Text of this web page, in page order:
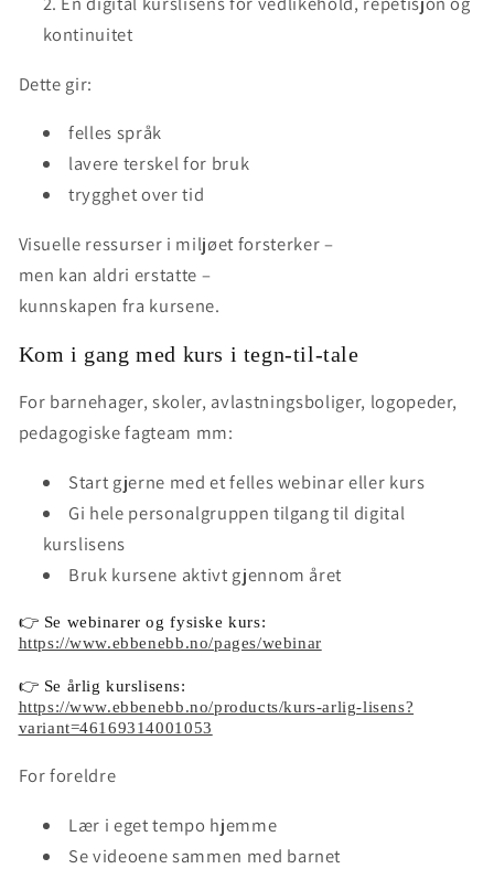
kontinuitet
Dette gir:
felles språk
lavere terskel for bruk
trygghet over tid
Visuelle ressurser i miljøet forsterker –
men kan aldri erstatte –
kunnskapen fra kursene.
Kom i gang med kurs i tegn-til-tale
For barnehager, skoler, avlastningsboliger, logopeder,
pedagogiske fagteam mm:
Start gjerne med et felles webinar eller kurs
Gi hele personalgruppen tilgang til digital
kurslisens
Bruk kursene aktivt gjennom året
👉 Se webinarer og fysiske kurs:
https://www.ebbenebb.no/pages/webinar
👉 Se årlig kurslisens:
https://www.ebbenebb.no/products/kurs-arlig-lisens?
variant=46169314001053
For foreldre
Lær i eget tempo hjemme
Se videoene sammen med barnet